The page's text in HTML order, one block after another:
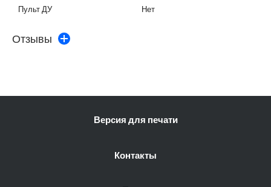
Пульт ДУ Нет
Отзывы
Версия для печати
Контакты